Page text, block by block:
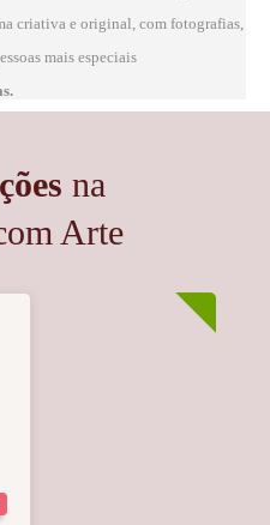
criativa e original, com fotografias,
mais especiais
na
Arte